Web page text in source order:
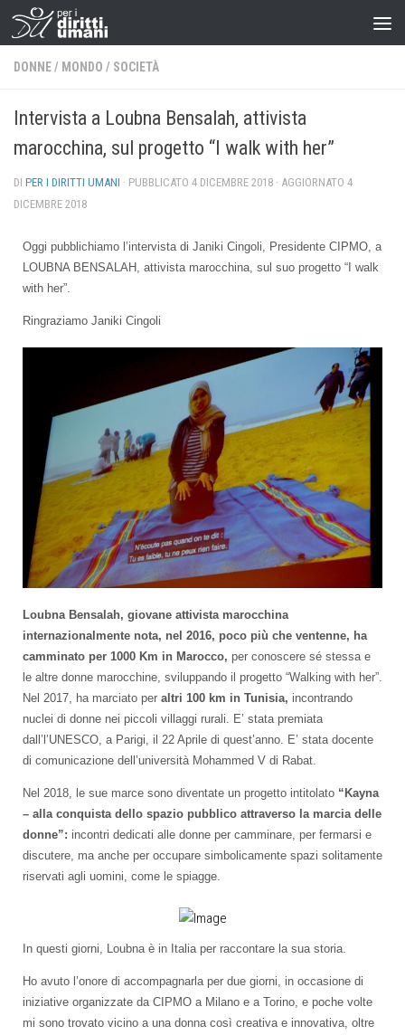
DONNE/ MONDO / SOCIETÀ
Intervista a Loubna Bensalah, attivista
marocchina, sul progetto “I walk with her”
DI PER I DIRITTI UMANI · PUBBLICATO 4 DICEMBRE 2018 · AGGIORNATO 4
DICEMBRE 2018
Oggi pubblichiamo l’intervista di Janiki Cingoli, Presidente CIPMO, a
LOUBNA BENSALAH, attivista marocchina, sul suo progetto “I walk
with her”.
Ringraziamo Janiki Cingoli
Loubna Bensalah, giovane attivista marocchina
internazionalmente nota, nel 2016, poco più che ventenne, ha
camminato per 1000 Km in Marocco, per conoscere sé stessa e
le altre donne marocchine, sviluppando il progetto “Walking with her”.
Nel 2017, ha marciato per altri 100 km in Tunisia, incontrando
nuclei di donne nei piccoli villaggi rurali. E’ stata premiata
dall’l’UNESCO, a Parigi, il 22 Aprile di quest’anno. E’ stata docente
di comunicazione dell’università Mohammed V di Rabat.
Nel 2018, le sue marce sono diventate un progetto intitolato “Kayna
– alla conquista dello spazio pubblico attraverso la marcia delle
donne”: incontri dedicati alle donne per camminare, per fermarsi e
discutere, ma anche per occupare simbolicamente spazi solitamente
riservati agli uomini, come le spiagge.
In questi giorni, Loubna è in Italia per raccontare la sua storia.
Ho avuto l’onore di accompagnarla per due giorni, in occasione di
iniziative organizzate da CIPMO a Milano e a Torino, e poche volte
mi sono trovato vicino a una donna così creativa e innovativa, oltre